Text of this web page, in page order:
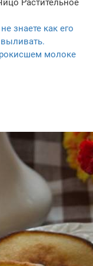
Растительное
знаете как его
молоке